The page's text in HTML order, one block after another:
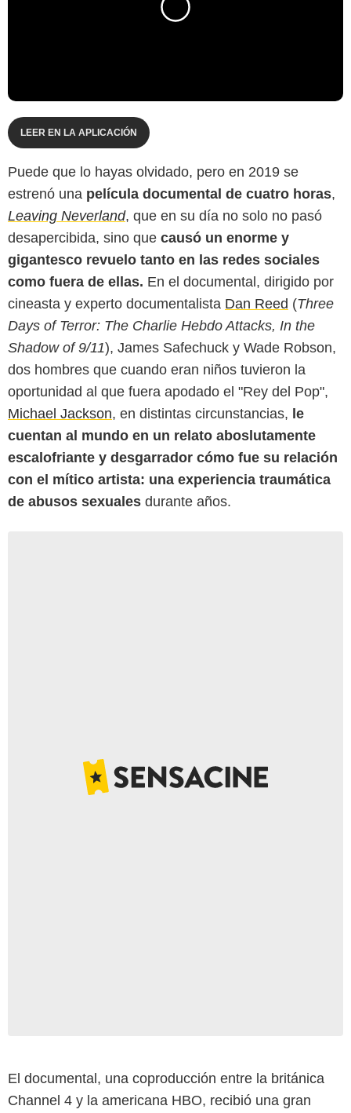
LEER EN LA APLICACIÓN
Puede que lo hayas olvidado, pero en 2019 se
estrenó una película documental de cuatro horas,
Leaving Neverland, que en su día no solo no pasó
desapercibida, sino que causó un enorme y
gigantesco revuelo tanto en las redes sociales
como fuera de ellas. En el documental, dirigido por
cineasta y experto documentalista Dan Reed (Three
Days of Terror: The Charlie Hebdo Attacks, In the
Shadow of 9/11), James Safechuck y Wade Robson,
dos hombres que cuando eran niños tuvieron la
oportunidad al que fuera apodado el "Rey del Pop",
Michael Jackson, en distintas circunstancias, le
cuentan al mundo en un relato aboslutamente
escalofriante y desgarrador cómo fue su relación
con el mítico artista: una experiencia traumática
de abusos sexuales durante años.
El documental, una coproducción entre la británica
Channel 4 y la americana HBO, recibió una gran